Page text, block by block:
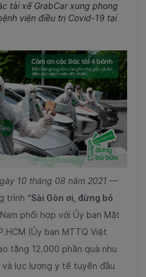
tài xế GrabCar xung phong
viện điều trị Covid-19 tại
10 tháng 08 năm 2021 —
trình “Sài Gòn ơi, đừng bỏ
phối hợp với Ủy ban Mặt
(Ủy ban MTTQ Việt
tặng 12.000 phần quà nhu
và lực lượng y tế tuyến đầu